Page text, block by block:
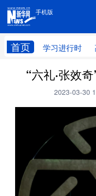
手机版
首页 学习进行时
手机版
学习进行时 高层
财经
思客智库
科创
文化 书画
访谈
“六礼·张效
2023-03-30